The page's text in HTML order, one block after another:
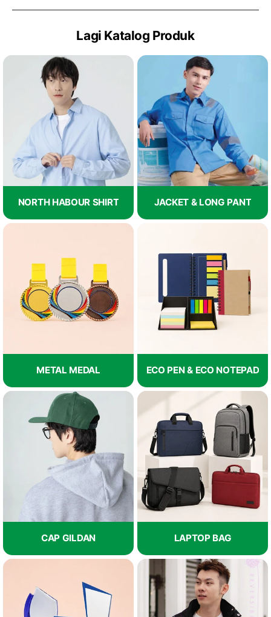
Lagi Katalog Produk
NORTH HABOUR SHIRT JACKET & LONG PANT
METAL MEDAL ECO PEN & ECO NOTEPAD
CAP GILDAN LAPTOP BAG